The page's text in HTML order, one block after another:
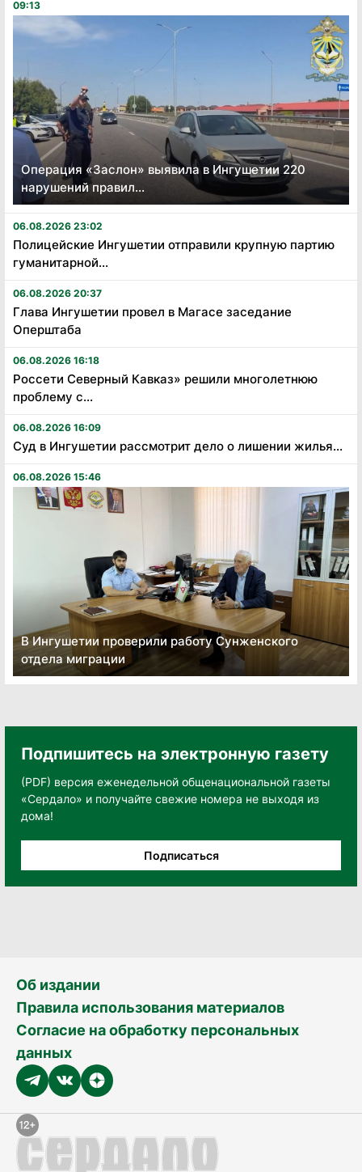
09:13
Операция «Заслон» выявила в Ингушетии 220
нарушений правил...
06.08.2026 23:02
Полицейские Ингушетии отправили крупную партию
гуманитарной...
06.08.2026 20:37
Глава Ингушетии провел в Магасе заседание
Оперштаба
06.08.2026 16:18
Россети Северный Кавказ» решили многолетнюю
проблему с...
06.08.2026 16:09
Суд в Ингушетии рассмотрит дело о лишении жилья...
06.08.2026 15:46
В Ингушетии проверили работу Сунженского
отдела миграции
Подпишитесь на электронную газету
(PDF) версия еженедельной общенациональной газеты
«Сердало» и получайте свежие номера не выходя из
дома!
Подписаться
Об издании
Правила использования материалов
Согласие на обработку персональных
данных